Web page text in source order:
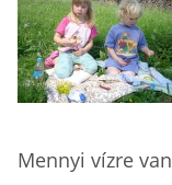
Mennyi vízre